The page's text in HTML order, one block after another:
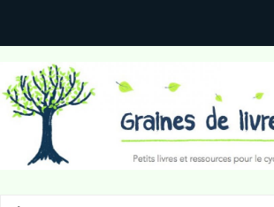
Graines de livres
Petits livres et ressources pour le cycle 2